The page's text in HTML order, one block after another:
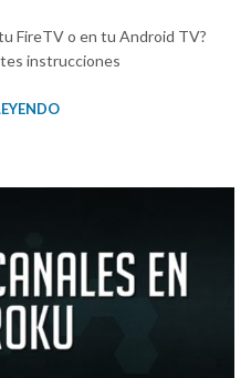
FireTV o en tu Android TV?
instrucciones